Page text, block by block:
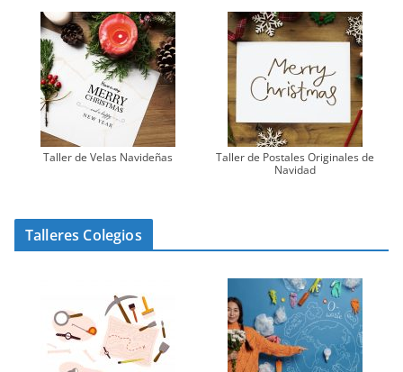
Taller de Velas Navideñas
Taller de Postales Originales de
Navidad
Talleres Colegios